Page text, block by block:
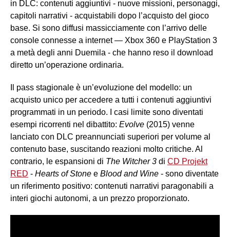
in DLC: contenuti aggiuntivi - nuove missioni, personaggi,
capitoli narrativi - acquistabili dopo l’acquisto del gioco
base. Si sono diffusi massicciamente con l’arrivo delle
console connesse a internet — Xbox 360 e PlayStation 3
a metà degli anni Duemila - che hanno reso il download
diretto un’operazione ordinaria.
Il pass stagionale è un’evoluzione del modello: un
acquisto unico per accedere a tutti i contenuti aggiuntivi
programmati in un periodo. I casi limite sono diventati
esempi ricorrenti nel dibattito: Evolve (2015) venne
lanciato con DLC preannunciati superiori per volume al
contenuto base, suscitando reazioni molto critiche. Al
contrario, le espansioni di The Witcher 3 di CD Projekt
RED - Hearts of Stone e Blood and Wine - sono diventate
un riferimento positivo: contenuti narrativi paragonabili a
interi giochi autonomi, a un prezzo proporzionato.